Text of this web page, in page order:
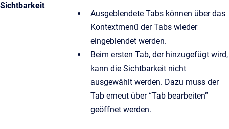
Sichtbarkeit
Ausgeblendete Tabs können über das
Kontextmenü der Tabs wieder
eingeblendet werden.
Beim ersten Tab, der hinzugefügt wird,
kann die Sichtbarkeit nicht
ausgewählt werden. Dazu muss der
Tab erneut über “Tab bearbeiten”
geöffnet werden.